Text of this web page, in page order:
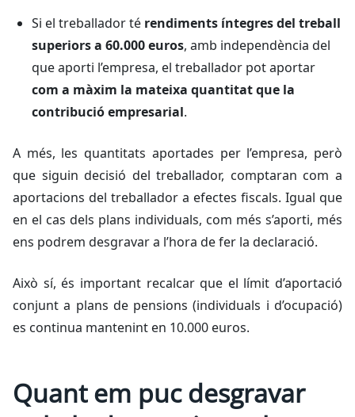
Si el treballador té rendiments íntegres del treball
superiors a 60.000 euros, amb independència del
que aporti l’empresa, el treballador pot aportar
com a màxim la mateixa quantitat que la
contribució empresarial.
A més, les quantitats aportades per l’empresa, però
que siguin decisió del treballador, comptaran com a
aportacions del treballador a efectes fiscals. Igual que
en el cas dels plans individuals, com més s’aporti, més
ens podrem desgravar a l’hora de fer la declaració.
Això sí, és important recalcar que el límit d’aportació
conjunt a plans de pensions (individuals i d’ocupació)
es continua mantenint en 10.000 euros.
Quant em puc desgravar